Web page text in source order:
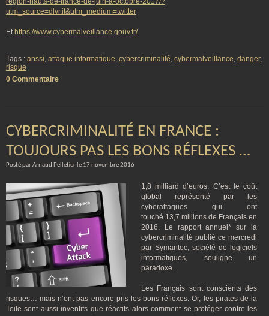
utm_source=dlvr.it&utm_medium=twitter
Et https://www.cybermalveillance.gouv.fr/
Tags : anssi, attaque informatique, cybercriminalité, cybermalveillance, danger,
risque
0 Commentaire
CYBERCRIMINALITÉ EN FRANCE :
TOUJOURS PAS LES BONS RÉFLEXES …
Posté par Arnaud Pelletier le 17 novembre 2016
1,8 milliard d’euros. C’est le coût
global représenté par les
cyberattaques qui ont
touché 13,7 millions de Français en
2016. Le rapport annuel* sur la
cybercriminalité publié ce mercredi
par Symantec, société de logiciels
informatiques, souligne un
paradoxe.
Les Français sont conscients des
risques… mais n’ont pas encore pris les bons réflexes. Or, les pirates de la
Toile sont aussi inventifs que réactifs alors comment se protéger contre les